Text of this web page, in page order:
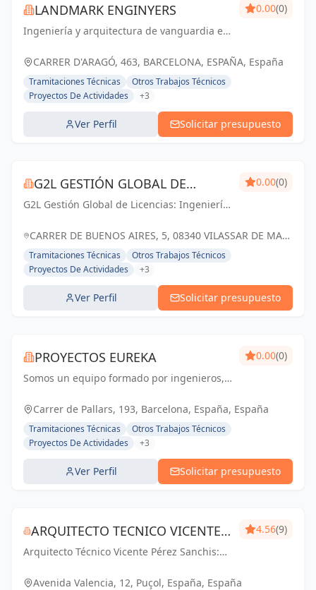
LANDMARK ENGINYERS
Ingeniería y arquitectura de vanguardia en
que marcan la diferencia.
0.00(0)
CARRER D'ARAGÓ, 463, BARCELONA, ESPAÑA, España
Tramitaciones Técnicas
Otros Trabajos Técnicos
Proyectos De Actividades
+3
Ver Perfil Solicitar presupuesto
G2L GESTIÓN GLOBAL DE
LICENCIAS
G2L Gestión Global de Licencias: Ingeniería
y tramitación de Proyectos de Licencia de
0.00(0)
CARRER DE BUENOS AIRES, 5, 08340 VILASSAR DE MAR,
BARCELONA, ESPAÑA, España
Tramitaciones Técnicas
Otros Trabajos Técnicos
Proyectos De Actividades
+3
Ver Perfil Solicitar presupuesto
PROYECTOS EUREKA
Somos un equipo formado por ingenieros,
experiencia en los sectores de licencias de
ejecución...
0.00(0)
Carrer de Pallars, 193, Barcelona, España, España
Tramitaciones Técnicas
Otros Trabajos Técnicos
Proyectos De Actividades
+3
Ver Perfil Solicitar presupuesto
ARQUITECTO TECNICO VICENTE
PÉREZ SANCHIS
Arquitecto Técnico Vicente Pérez Sanchis:
transformando ideas en realidad.
4.56(9)
Avenida Valencia, 12, Puçol, España, España